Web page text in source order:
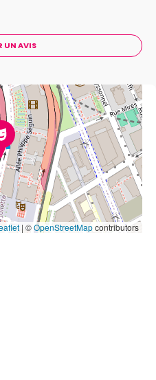
UN AVIS
| ©OpenStreetMapcontributors